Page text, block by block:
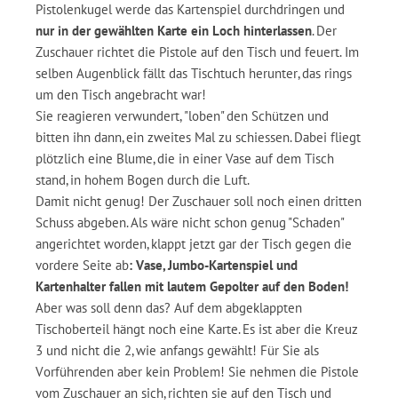
Pistolenkugel werde das Kartenspiel durchdringen und
nur in der gewählten Karte ein Loch hinterlassen. Der
Zuschauer richtet die Pistole auf den Tisch und feuert. Im
selben Augenblick fällt das Tischtuch herunter, das rings
um den Tisch angebracht war!
Sie reagieren verwundert, "loben" den Schützen und
bitten ihn dann, ein zweites Mal zu schiessen. Dabei fliegt
plötzlich eine Blume, die in einer Vase auf dem Tisch
stand, in hohem Bogen durch die Luft.
Damit nicht genug! Der Zuschauer soll noch einen dritten
Schuss abgeben. Als wäre nicht schon genug "Schaden"
angerichtet worden, klappt jetzt gar der Tisch gegen die
vordere Seite ab: Vase, Jumbo-Kartenspiel und
Kartenhalter fallen mit lautem Gepolter auf den Boden!
Aber was soll denn das? Auf dem abgeklappten
Tischoberteil hängt noch eine Karte. Es ist aber die Kreuz
3 und nicht die 2, wie anfangs gewählt! Für Sie als
Vorführenden aber kein Problem! Sie nehmen die Pistole
vom Zuschauer an sich, richten sie auf den Tisch und